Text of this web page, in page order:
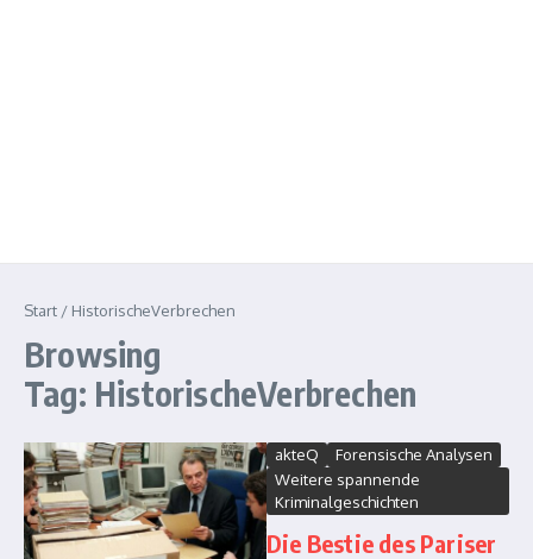
Start / HistorischeVerbrechen
Browsing
Tag: HistorischeVerbrechen
akteQ
Forensische Analysen
Weitere spannende
Kriminalgeschichten
Die Bestie des Pariser